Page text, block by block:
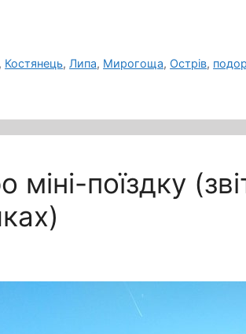
, Костянець,Липа, Мирогоща, Острів,
міні-поїздку